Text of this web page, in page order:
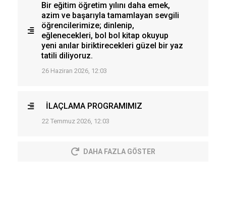
Bir eğitim öğretim yılını daha emek,
azim ve başarıyla tamamlayan sevgili
öğrencilerimize; dinlenip,
eğlenecekleri, bol bol kitap okuyup
yeni anılar biriktirecekleri güzel bir yaz
tatili diliyoruz.
26 Haziran 2026, 12:03
İLAÇLAMA PROGRAMIMIZ
22 Temmuz 2026, 12:03
DAHA FAZLA GÖSTER